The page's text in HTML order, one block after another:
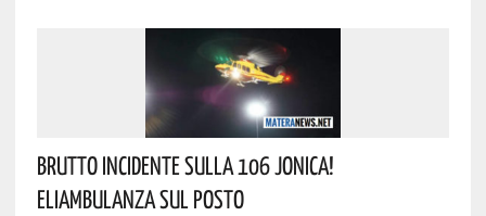
Brutto Incidente Sulla 106 Jonica!
Eliambulanza Sul Posto